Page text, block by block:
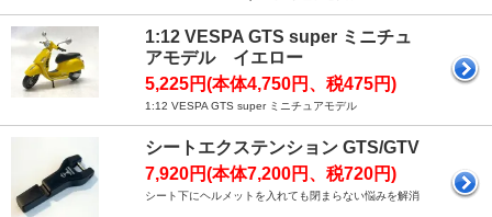
1:12 VESPA GTS super ミニチュ
アモデル イエロー
5,225円(本体4,750円、税475円)
1:12 VESPA GTS super ミニチュアモデル
シートエクステンション GTS/GTV
7,920円(本体7,200円、税720円)
シート下にヘルメットを入れても閉まらない悩みを解消